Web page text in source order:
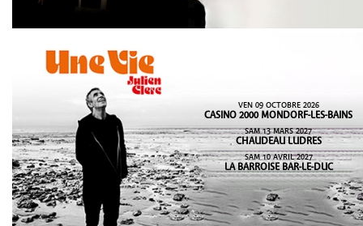
VEN 09 OCTOBRE 2026
CASINO 2000 MONDORF-LES-BAINS
SAM 13 MARS 2027
CHAUDEAU LUDRES
SAM 10 AVRIL 2027
LA BARROISE BAR-LE-DUC